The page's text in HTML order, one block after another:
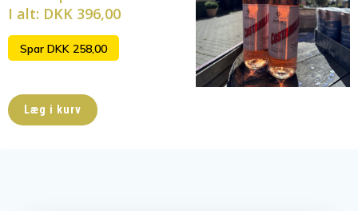
I alt: DKK 396,00
Spar DKK 258,00
Læg i kurv